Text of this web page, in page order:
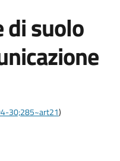
di suolo
30;285~art21)